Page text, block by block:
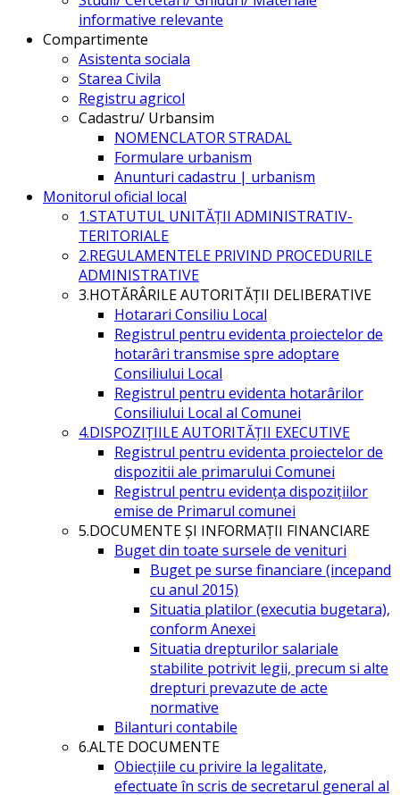
informative relevante
Compartimente
Asistenta sociala
Starea Civila
Registru agricol
Cadastru/ Urbansim
NOMENCLATOR STRADAL
Formulare urbanism
Anunturi cadastru | urbanism
Monitorul oficial local
1.STATUTUL UNITĂŢII ADMINISTRATIV-
TERITORIALE
2.REGULAMENTELE PRIVIND PROCEDURILE
ADMINISTRATIVE
3.HOTĂRÂRILE AUTORITĂŢII DELIBERATIVE
Hotarari Consiliu Local
Registrul pentru evidenta proiectelor de
hotarâri transmise spre adoptare
Consiliului Local
Registrul pentru evidenta hotarârilor
Consiliului Local al Comunei
4.DISPOZIŢIILE AUTORITĂŢII EXECUTIVE
Registrul pentru evidenta proiectelor de
dispozitii ale primarului Comunei
Registrul pentru evidența dispozițiilor
emise de Primarul comunei
5.DOCUMENTE ŞI INFORMAŢII FINANCIARE
Buget din toate sursele de venituri
Buget pe surse financiare (incepand
cu anul 2015)
Situatia platilor (executia bugetara),
conform Anexei
Situatia drepturilor salariale
stabilite potrivit legii, precum si alte
drepturi prevazute de acte
normative
Bilanturi contabile
6.ALTE DOCUMENTE
Obiecțiile cu privire la legalitate,
efectuate în scris de secretarul general al